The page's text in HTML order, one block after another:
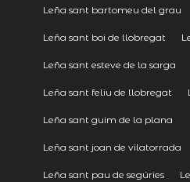
Leña sant bartomeu del grau
Leña sant boi de llobregat
Leña sant esteve de la sarga
Leña sant feliu de llobregat
Leña sant guim de la plana
Leña sant joan de vilatorrada
Leña sant pau de segúries